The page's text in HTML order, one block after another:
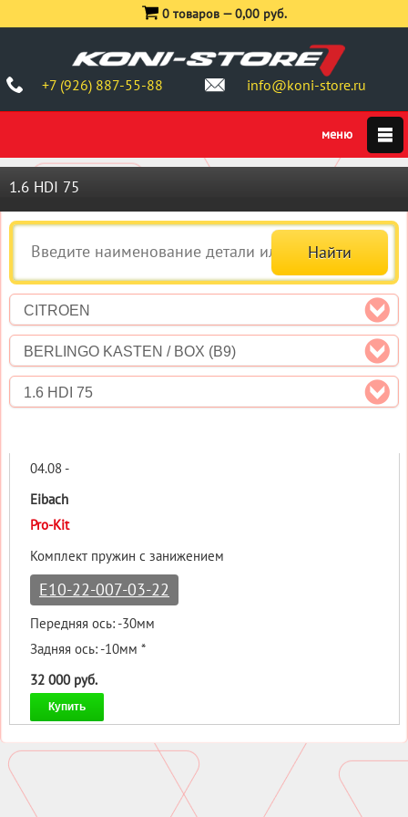
+7 (926) 887-55-88 info@koni-store.ru
0 товаров —0,00 руб.
1.6 HDI 75
CITROEN
BERLINGO KASTEN / BOX (B9)
1.6 HDI 75
04.08 -
Eibach
Pro-Kit
Комплект пружин с занижением
E10-22-007-03-22
Передняя ось: -30мм
Задняя ось: -10мм *
32 000 руб.
Купить